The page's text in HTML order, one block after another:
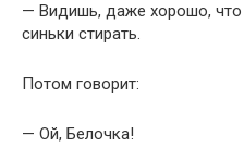
— Видишь, даже хорошо,
синьки стирать.
Потом говорит:
— Ой, Белочка!